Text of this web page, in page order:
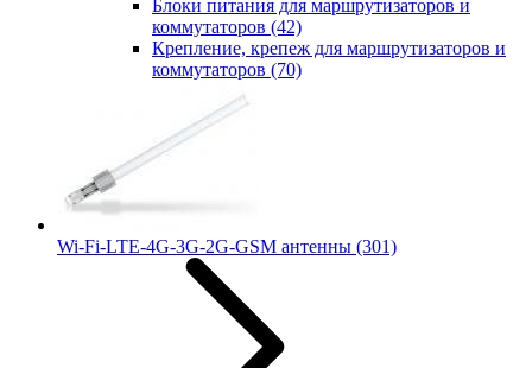
Блоки питания для маршрутизаторов и
коммутаторов (42)
Крепление, крепеж для маршрутизаторов и
коммутаторов (70)
Wi-Fi-LTE-4G-3G-2G-GSM антенны (301)